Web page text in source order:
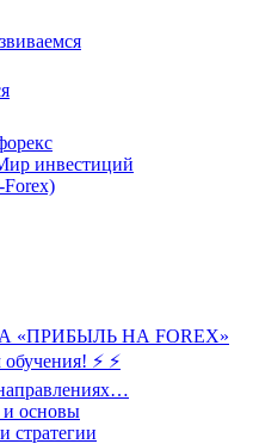
инвестиций
НА FOREX»
⚡ ⚡
основы
стратегии